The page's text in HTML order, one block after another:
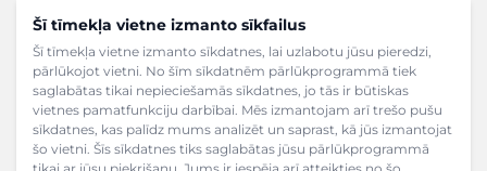
Šī tīmekļa vietne izmanto sīkfailus
Šī tīmekļa vietne izmanto sīkdatnes, lai uzlabotu jūsu pieredzi,
pārlūkojot vietni. No šīm sīkdatnēm pārlūkprogrammā tiek
saglabātas tikai nepieciešamās sīkdatnes, jo tās ir būtiskas
vietnes pamatfunkciju darbībai. Mēs izmantojam arī trešo pušu
sīkdatnes, kas palīdz mums analizēt un saprast, kā jūs izmantojat
šo vietni. Šīs sīkdatnes tiks saglabātas jūsu pārlūkprogrammā
E-pasta adrese
Pieteikties